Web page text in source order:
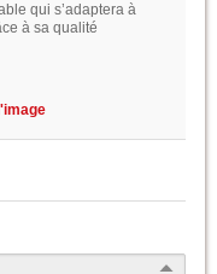
qui s’adaptera à
à sa qualité